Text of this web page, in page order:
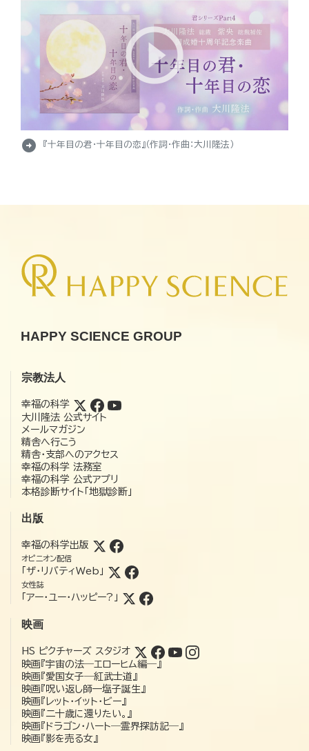
arrow_circle_right 『十年目の君・十年目の恋』（作詞・作曲：大川隆法）
HAPPY SCIENCE GROUP
宗教法人
幸福の科学
大川隆法 公式サイト
メールマガジン
精舎へ行こう
精舎・支部へのアクセス
幸福の科学 法務室
幸福の科学 公式アプリ
本格診断サイト「地獄診断」
出版
幸福の科学出版
オピニオン配信
「ザ・リバティWeb」
女性誌
「アー・ユー・ハッピー?」
映画
HS ピクチャーズ スタジオ
映画『宇宙の法―エローヒム編―』
映画『愛国女子―紅武士道』
映画『呪い返し師—塩子誕生』
映画『レット・イット・ビー』
映画『二十歳に還りたい。』
映画『ドラゴン・ハート―霊界探訪記―』
映画『影を売る女』